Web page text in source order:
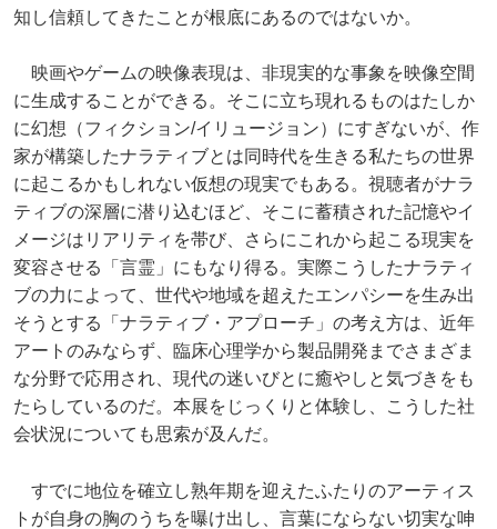
知し信頼してきたことが根底にあるのではないか。
映画やゲームの映像表現は、非現実的な事象を映像空間
に生成することができる。そこに立ち現れるものはたしか
に幻想（フィクション/イリュージョン）にすぎないが、作
家が構築したナラティブとは同時代を生きる私たちの世界
に起こるかもしれない仮想の現実でもある。視聴者がナラ
ティブの深層に潜り込むほど、そこに蓄積された記憶やイ
メージはリアリティを帯び、さらにこれから起こる現実を
変容させる「言霊」にもなり得る。実際こうしたナラティ
ブの力によって、世代や地域を超えたエンパシーを生み出
そうとする「ナラティブ・アプローチ」の考え方は、近年
アートのみならず、臨床心理学から製品開発までさまざま
な分野で応用され、現代の迷いびとに癒やしと気づきをも
たらしているのだ。本展をじっくりと体験し、こうした社
会状況についても思索が及んだ。
すでに地位を確立し熟年期を迎えたふたりのアーティス
トが自身の胸のうちを曝け出し、言葉にならない切実な呻